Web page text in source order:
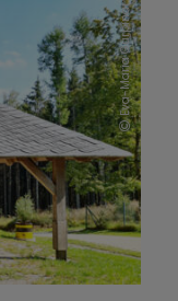
Eva-Maria Gürpinar